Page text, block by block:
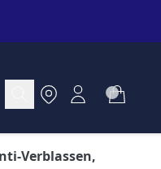
Verblassen,